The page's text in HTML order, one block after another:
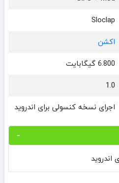
Sloclap
اکشن
6.800 گیگابایت
1.0
اجرای نسخه کنسولی برای اندروید